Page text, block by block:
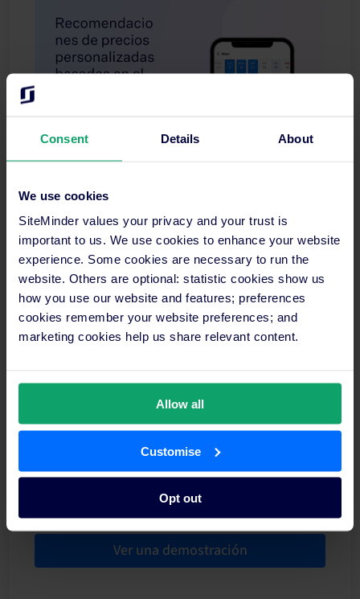
Consent Details About
We use cookies
SiteMinder values your privacy and your trust is
important to us. We use cookies to enhance your website
experience. Some cookies are necessary to run the
website. Others are optional: statistic cookies show us
how you use our website and features; preferences
cookies remember your website preferences; and
marketing cookies help us share relevant content.
Allow all
Customise
Opt out
Observa cómo SiteMinder brinda ingresos
imbatibles a tu negocio hotelero
Ver una demostración